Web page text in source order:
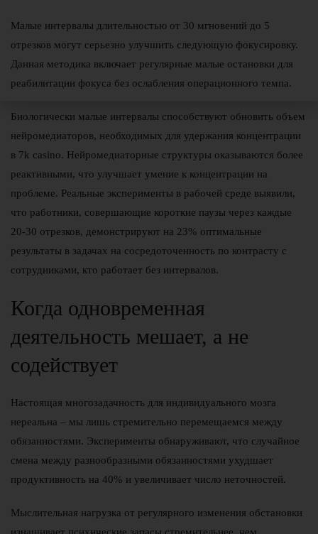
Малые интервалы длительностью от 30 мгновений до 5
отрезков могут серьезно улучшить следующую фокусировку.
Данная методика включает регулярные малые остановки для
реабилитации фокуса без ослабления операционного темпа.
Биологически малые интервалы способствуют обновить объем
нейромедиаторов, необходимых для удержания концентрации
в 7k casino. Нейромедиаторные структуры оказываются более
реактивными, что улучшает умение к концентрации на
проблеме. Реальные эксперименты в рабочей среде выявили,
что работники, совершающие короткие паузы через каждые
20-30 отрезков, демонстрируют на 23% оптимальные
результаты в задачах на сосредоточенность по контрасту с
сотрудниками, кто работает без интервалов.
Когда одновременная
деятельность мешает, а не
содействует
Настоящая многозадачность для индивидуального мозга
нереальна – мы лишь стремительно перемещаемся между
обязанностями. Эксперименты обнаруживают, что случайное
смена между разнообразными обязанностями ухудшает
продуктивность на 40% и увеличивает число неточностей.
Мыслительная нагрузка от регулярного изменения обстановки